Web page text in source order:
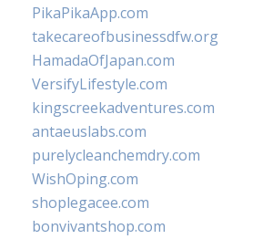
PikaPikaApp.com
takecareofbusinessdfw.org
HamadaOfJapan.com
VersifyLifestyle.com
kingscreekadventures.com
antaeuslabs.com
purelycleanchemdry.com
WishOping.com
shoplegacee.com
bonvivantshop.com